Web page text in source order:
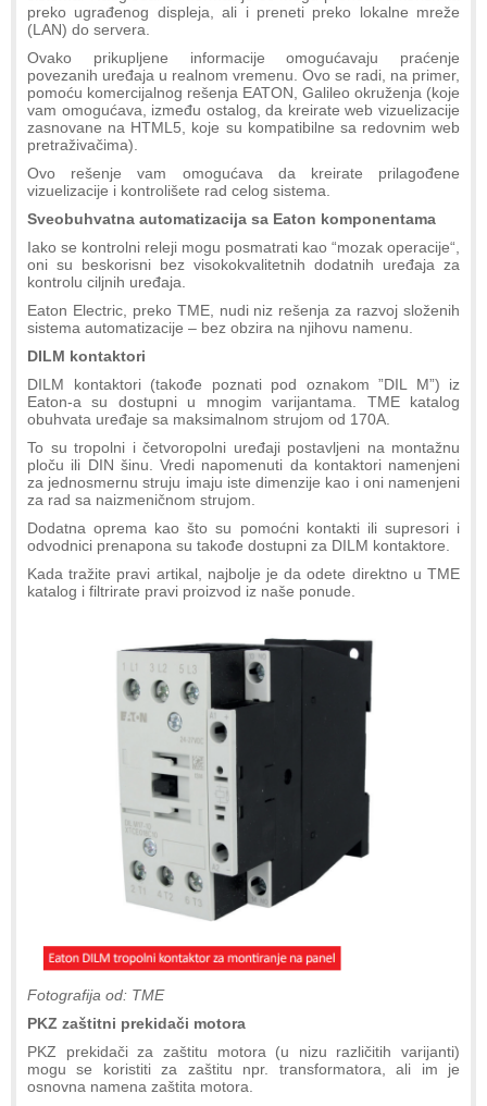
preko ugrađenog displeja, ali i preneti preko lokalne mreže
(LAN) do servera.
Ovako prikupljene informacije omogućavaju praćenje
povezanih uređaja u realnom vremenu. Ovo se radi, na primer,
pomoću komercijalnog rešenja EATON, Galileo okruženja (koje
vam omogućava, između ostalog, da kreirate web vizuelizacije
zasnovane na HTML5, koje su kompatibilne sa redovnim web
pretraživačima).
Ovo rešenje vam omogućava da kreirate prilagođene
vizuelizacije i kontrolišete rad celog sistema.
Sveobuhvatna automatizacija sa Eaton komponentama
Iako se kontrolni releji mogu posmatrati kao “mozak operacije“,
oni su beskorisni bez visokokvalitetnih dodatnih uređaja za
kontrolu ciljnih uređaja.
Eaton Electric, preko TME, nudi niz rešenja za razvoj složenih
sistema automatizacije – bez obzira na njihovu namenu.
DILM kontaktori
DILM kontaktori (takođe poznati pod oznakom ”DIL M”) iz
Eaton-a su dostupni u mnogim varijantama. TME katalog
obuhvata uređaje sa maksimalnom strujom od 170A.
To su tropolni i četvoropolni uređaji postavljeni na montažnu
ploču ili DIN šinu. Vredi napomenuti da kontaktori namenjeni
za jednosmernu struju imaju iste dimenzije kao i oni namenjeni
za rad sa naizmeničnom strujom.
Dodatna oprema kao što su pomoćni kontakti ili supresori i
odvodnici prenapona su takođe dostupni za DILM kontaktore.
Kada tražite pravi artikal, najbolje je da odete direktno u TME
katalog i filtrirate pravi proizvod iz naše ponude.
Fotografija od: TME
PKZ zaštitni prekidači motora
PKZ prekidači za zaštitu motora (u nizu različitih varijanti)
mogu se koristiti za zaštitu npr. transformatora, ali im je
osnovna namena zaštita motora.